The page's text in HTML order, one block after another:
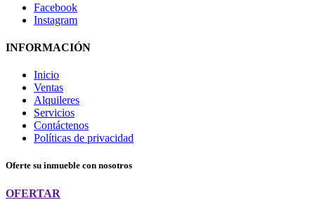
Facebook
Instagram
INFORMACIÓN
Inicio
Ventas
Alquileres
Servicios
Contáctenos
Políticas de privacidad
Oferte su inmueble con nosotros
OFERTAR